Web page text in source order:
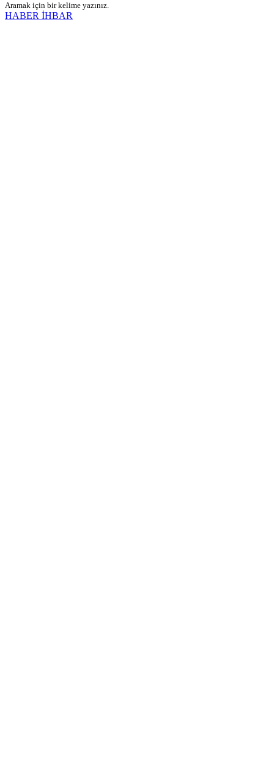
Aramak için bir kelime yazınız.
HABER İHBAR